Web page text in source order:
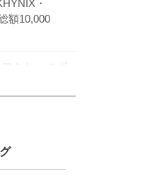
・
額10,000
アクト」 のポ
」徹底解